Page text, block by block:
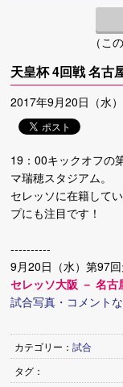
（こ
天皇杯 4回戦 名古
2017年9月20日（水）
19：00キックオフの
マ瑞穂スタジアム。
セレッソに在籍して
プにも注目です！
----------
9月20日（水）第97
セレッソ大阪 － 名古
試合写真・コメント
カテゴリー：試合
タグ：